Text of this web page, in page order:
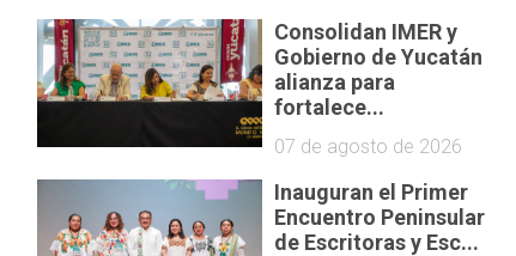
Consolidan IMER y
Gobierno de Yucatán
alianza para
fortalece...
07 de agosto de 2026
Inauguran el Primer
Encuentro Peninsular
de Escritoras y Esc...